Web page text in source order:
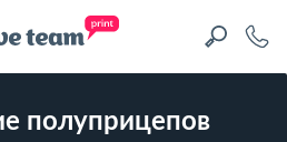
полуприцепов